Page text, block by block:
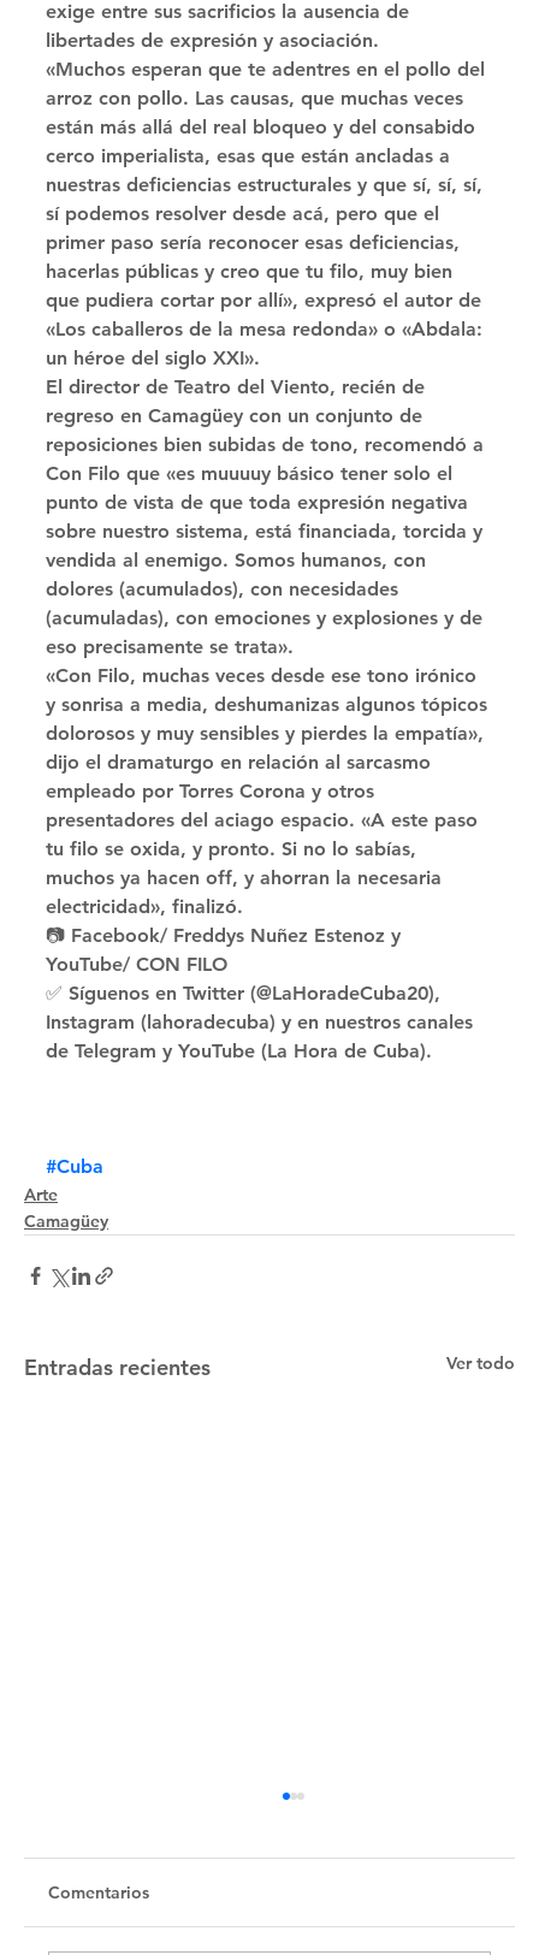
exige entre sus sacrificios la ausencia de
libertades de expresión y asociación.
«Muchos esperan que te adentres en el pollo del
arroz con pollo. Las causas, que muchas veces
están más allá del real bloqueo y del consabido
cerco imperialista, esas que están ancladas a
nuestras deficiencias estructurales y que sí, sí, sí,
sí podemos resolver desde acá, pero que el
primer paso sería reconocer esas deficiencias,
hacerlas públicas y creo que tu filo, muy bien
que pudiera cortar por allí», expresó el autor de
«Los caballeros de la mesa redonda» o «Abdala:
un héroe del siglo XXI».
El director de Teatro del Viento, recién de
regreso en Camagüey con un conjunto de
reposiciones bien subidas de tono, recomendó a
Con Filo que «es muuuuy básico tener solo el
punto de vista de que toda expresión negativa
sobre nuestro sistema, está financiada, torcida y
vendida al enemigo. Somos humanos, con
dolores (acumulados), con necesidades
(acumuladas), con emociones y explosiones y de
eso precisamente se trata».
«Con Filo, muchas veces desde ese tono irónico
y sonrisa a media, deshumanizas algunos tópicos
dolorosos y muy sensibles y pierdes la empatía»,
dijo el dramaturgo en relación al sarcasmo
empleado por Torres Corona y otros
presentadores del aciago espacio. «A este paso
tu filo se oxida, y pronto. Si no lo sabías,
muchos ya hacen off, y ahorran la necesaria
electricidad», finalizó.
📷 Facebook/ Freddys Nuñez Estenoz y
YouTube/ CON FILO
✅ Síguenos en Twitter (@LaHoradeCuba20),
Instagram (lahoradecuba) y en nuestros canales
de Telegram y YouTube (La Hora de Cuba).
#Cuba
Arte
Camagüey
Entradas recientes Ver todo
Comentarios